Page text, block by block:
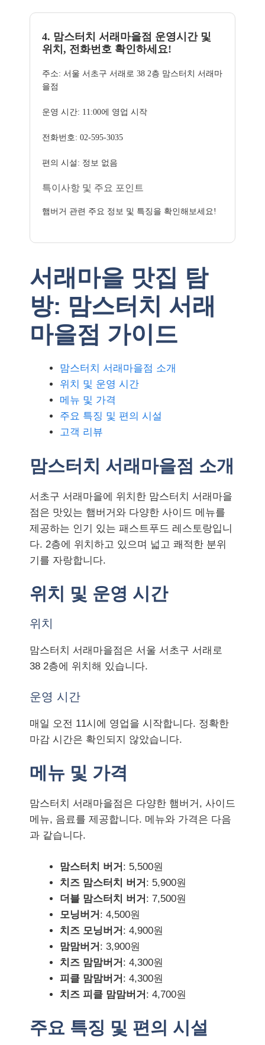
4. 맘스터치 서래마을점 운영시간 및
위치, 전화번호 확인하세요!
주소: 서울 서초구 서래로 38 2층 맘스터치 서래마
을점
운영 시간: 11:00에 영업 시작
전화번호: 02-595-3035
편의 시설: 정보 없음
특이사항 및 주요 포인트
햄버거 관련 주요 정보 및 특징을 확인해보세요!
서래마을 맛집 탐
방: 맘스터치 서래
마을점 가이드
맘스터치 서래마을점 소개
위치 및 운영 시간
메뉴 및 가격
주요 특징 및 편의 시설
고객 리뷰
맘스터치 서래마을점 소개
서초구 서래마을에 위치한 맘스터치 서래마을
점은 맛있는 햄버거와 다양한 사이드 메뉴를
제공하는 인기 있는 패스트푸드 레스토랑입니
다. 2층에 위치하고 있으며 넓고 쾌적한 분위
기를 자랑합니다.
위치 및 운영 시간
위치
맘스터치 서래마을점은 서울 서초구 서래로
38 2층에 위치해 있습니다.
운영 시간
매일 오전 11시에 영업을 시작합니다. 정확한
마감 시간은 확인되지 않았습니다.
메뉴 및 가격
맘스터치 서래마을점은 다양한 햄버거, 사이드
메뉴, 음료를 제공합니다. 메뉴와 가격은 다음
과 같습니다.
맘스터치 버거 : 5,500원
치즈 맘스터치 버거 : 5,900원
더블 맘스터치 버거 : 7,500원
모닝버거 : 4,500원
치즈 모닝버거 : 4,900원
맘맘버거 : 3,900원
치즈 맘맘버거 : 4,300원
피클 맘맘버거 : 4,300원
치즈 피클 맘맘버거 : 4,700원
주요 특징 및 편의 시설